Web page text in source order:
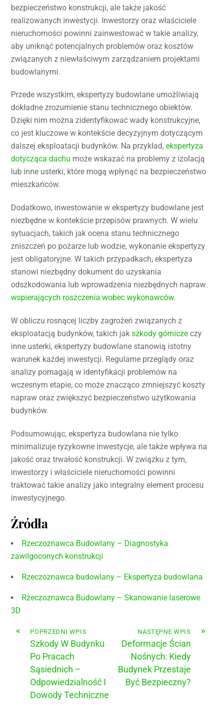
bezpieczeństwo konstrukcji, ale także jakość
realizowanych inwestycji. Inwestorzy oraz właściciele
nieruchomości powinni zainwestować w takie analizy,
aby uniknąć potencjalnych problemów oraz kosztów
związanych z niewłaściwym zarządzaniem projektami
budowlanymi.
Przede wszystkim, ekspertyzy budowlane umożliwiają
dokładne zrozumienie stanu technicznego obiektów.
Dzięki nim można zidentyfikować wady konstrukcyjne,
co jest kluczowe w kontekście decyzyjnym dotyczącym
dalszej eksploatacji budynków. Na przykład,ekspertyza
dotycząca dachu może wskazać na problemy z izolacją
lub inne usterki, które mogą wpłynąć na bezpieczeństwo
mieszkańców.
Dodatkowo, inwestowanie w ekspertyzy budowlane jest
niezbędne w kontekście przepisów prawnych. W wielu
sytuacjach, takich jak ocena stanu technicznego
zniszczeń po pożarze lub wodzie, wykonanie ekspertyzy
jest obligatoryjne. W takich przypadkach, ekspertyza
stanowi niezbędny dokument do uzyskania
odszkodowania lub wprowadzenia niezbędnych napraw
wspierających roszczenia wobec wykonawców.
W obliczu rosnącej liczby zagrożeń związanych z
eksploatacją budynków, takich jakszkody górnicze czy
inne usterki, ekspertyzy budowlane stanowią istotny
warunek każdej inwestycji. Regularne przeglądy oraz
analizy pomagają w identyfikacji problemów na
wczesnym etapie, co może znacząco zmniejszyć koszty
napraw oraz zwiększyć bezpieczeństwo użytkowania
budynków.
Podsumowując, ekspertyza budowlana nie tylko
minimalizuje ryzykowne inwestycje, ale także wpływa na
jakość oraz trwałość konstrukcji. W związku z tym,
inwestorzy i właściciele nieruchomości powinni
traktować takie analizy jako integralny element procesu
inwestycyjnego.
Źródła
Rzeczoznawca Budowlany – Diagnostyka
zawilgoconych konstrukcji
Rzeczoznawca budowlany – Ekspertyza budowlana
Rzeczoznawca Budowlany – Skanowanie laserowe
3D
« POPRZEDNI WPIS
Szkody W Budynku
Po Pracach
Sąsiednich –
Odpowiedzialność I
Dowody Techniczne
»
NASTĘPNE WPIS
Deformacje Ścian
Nośnych: Kiedy
Budynek Przestaje
Być Bezpieczny?